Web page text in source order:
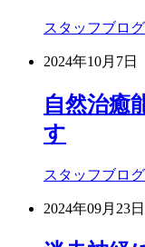
スタッフブログ
2024年10月7日
自然治癒
す
スタッフブログ
2024年09月23日